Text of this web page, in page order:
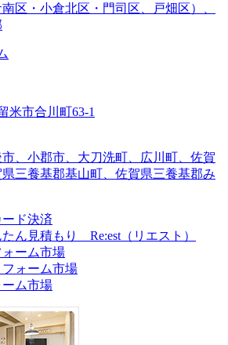
区・小倉北区・門司区、戸畑区）、
米市合川町63-1
、小郡市、大刀洗町、広川町、佐賀
三養基郡基山町、佐賀県三養基郡み